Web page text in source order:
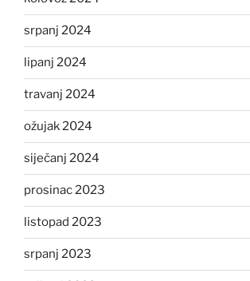
srpanj 2024
lipanj 2024
travanj 2024
ožujak 2024
siječanj 2024
prosinac 2023
listopad 2023
srpanj 2023